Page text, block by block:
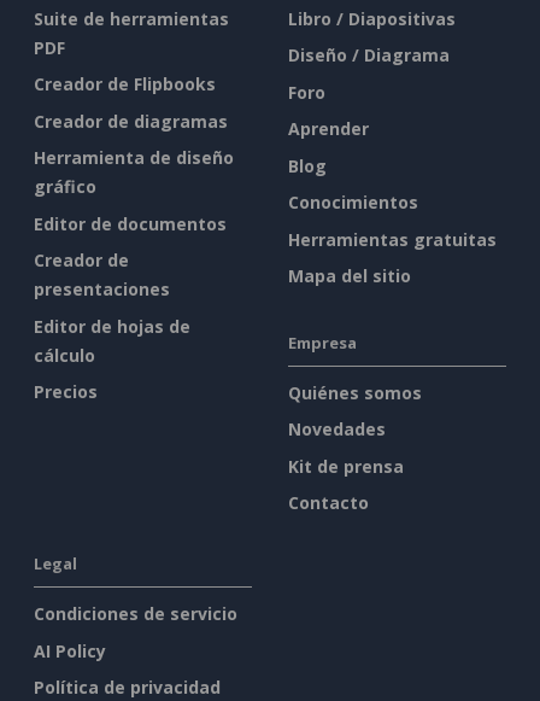
Suite de herramientas
PDF
Creador de Flipbooks
Creador de diagramas
Herramienta de diseño
gráfico
Editor de documentos
Creador de
presentaciones
Editor de hojas de
cálculo
Precios
Libro / Diapositivas
Diseño / Diagrama
Foro
Aprender
Blog
Conocimientos
Herramientas gratuitas
Mapa del sitio
Empresa
Quiénes somos
Novedades
Kit de prensa
Contacto
Legal
Condiciones de servicio
AI Policy
Política de privacidad